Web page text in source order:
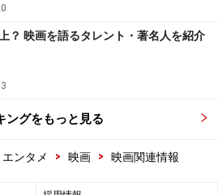
？ 映画を語るタレント・著名人を紹介
ングをもっと見る
エンタメ > 映画 > 映画関連情報